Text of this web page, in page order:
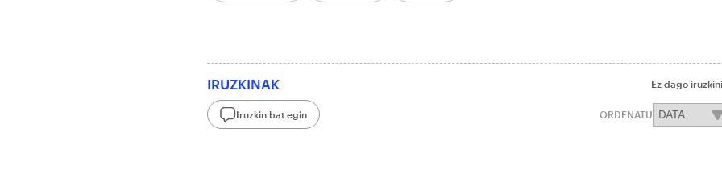
IRUZKINAK Ez dago
Iruzkin bat egin ORDENATU